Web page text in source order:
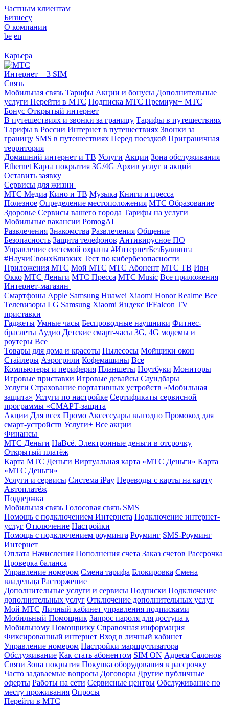
Частным клиентам
Бизнесу
О компании
be en
Карьера
Интернет + 3 SIM
Связь
Мобильная связь Тарифы Акции и бонусы Дополнительные
услуги Перейти в МТС Подписка МТС Премиум+ МТС
Бонус Открытый интернет
В путешествиях и звонки за границу Тарифы в путешествиях
Тарифы в России Интернет в путешествиях Звонки за
границу SMS в путешествиях Перед поездкой Приграничная
территория
Домашний интернет и ТВ Услуги Акции Зона обслуживания
Ethernet Карта покрытия 3G/4G Архив услуг и акций
Оставить заявку
Сервисы для жизни
МТС Медиа Кино и ТВ Музыка Книги и пресса
Полезное Определение местоположения МТС Образование
Здоровье Сервисы вашего города Тарифы на услуги
Мобильные вакансии PomogAI
Развлечения Знакомства Развлечения Общение
Безопасность Защита телефонов Антивирусное ПО
Управление системой охраны #ИнтернетБезБуллинга
#НаучиСвоихБлизких Тест по кибербезопасности
Приложения МТС Мой МТС МТС Абонент МТС ТВ Иви
Окко МТС Деньги МТС Пресса МТС Music Все приложения
Интернет-магазин
Смартфоны Apple Samsung Huawei Xiaomi Honor Realme Все
Телевизоры LG Samsung Xiaomi Яндекс iFFalcon TV
приставки
Гаджеты Умные часы Беспроводные наушники Фитнес-
браслеты Аудио Детские смарт-часы 3G, 4G модемы и
роутеры Все
Товары для дома и красоты Пылесосы Мойщики окон
Стайлеры Аэрогрили Кофемашины Все
Компьютеры и периферия Планшеты Ноутбуки Мониторы
Игровые приставки Игровые девайсы Саундбары
Услуги Страхование портативных устройств «Мобильная
защита» Услуги по настройке Сертификаты сервисной
программы «СМАРТ-защита
Акции Для всех Промо Аксессуары выгодно Промокод для
смарт-устройств Услуги+ Все акции
Финансы
МТС Деньги НаВсё. Электронные деньги в отсрочку
Открытый платёж
Карта МТС Деньги Виртуальная карта «МТС Деньги» Карта
«МТС Деньги»
Услуги и сервисы Система iPay Переводы с карты на карту
Автоплатёж
Поддержка
Мобильная связь Голосовая связь SMS
Помощь с подключением Интернета Подключение интернет-
услуг Отключение Настройки
Помощь с подключением роуминга Роуминг SMS-Роуминг
Интернет
Оплата Начисления Пополнения счета Заказ счетов Рассрочка
Проверка баланса
Управление номером Смена тарифа Блокировка Смена
владельца Расторжение
Дополнительные услуги и сервисы Подписки Подключение
дополнительных услуг Отключение дополнительных услуг
Мой МТС Личный кабинет управления подписками
Мобильный Помощник Запрос пароля для доступа к
Мобильному Помощнику Справочная информация
Фиксированный интернет Вход в личный кабинет
Управление номером Настройки маршрутизатора
Обслуживание Как стать абонентом SIM ON Адреса Салонов
Связи Зона покрытия Покупка оборудования в рассрочку
Часто задаваемые вопросы Договоры Другие публичные
оферты Работы на сети Сервисные центры Обслуживание по
месту проживания Опросы
Перейти в МТС